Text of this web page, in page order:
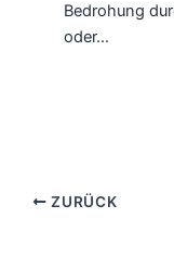
Bedrohung
oder…
ZURÜCK